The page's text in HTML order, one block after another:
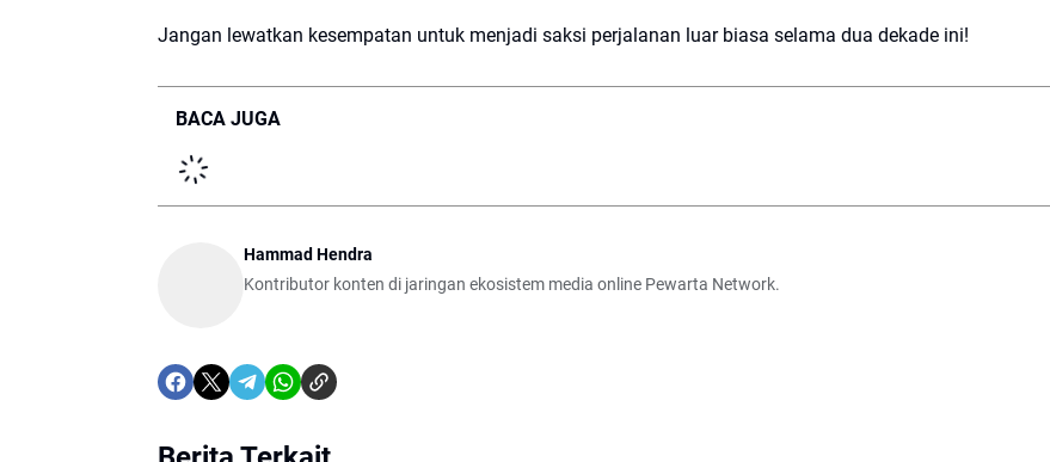
Jangan lewatkan kesempatan untuk menjadi saksi perjalanan luar biasa selama dua dekade ini!
BACA JUGA
Hammad Hendra
Kontributor konten di jaringan ekosistem media online Pewarta Network.
Berita Terkait